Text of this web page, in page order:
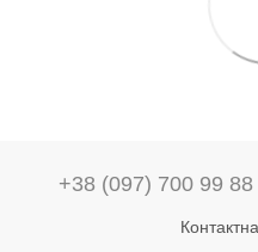
+38 (097) 700 99 88